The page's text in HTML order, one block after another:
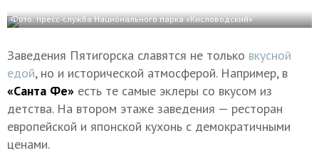
Фото: пресс-служба Национального парка «Кисловодский»
Заведения Пятигорска славятся не только вкусной
едой, но и исторической атмосферой. Например, в
«Санта Фе» есть те самые эклеры со вкусом из
детства. На втором этаже заведения — ресторан
европейской и японской кухонь с демократичными
ценами.